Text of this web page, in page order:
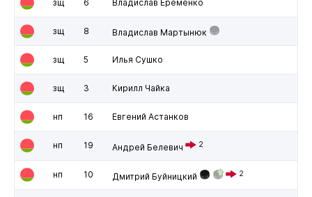
зщ 6 Владислав Еременко
зщ 8 Владислав Мартынюк
зщ 5 Илья Сушко
зщ 3 Кирилл Чайка
нп 16 Евгений Астанков
нп 19 Андрей Белевич 2
нп 10 Дмитрий Буйницкий 2